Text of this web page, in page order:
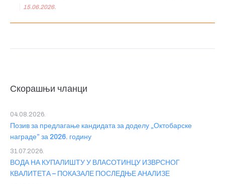
15.06.2026.
Скорашњи чланци
Позив за предлагање кандидата за доделу „Октобарске
награде” за 2026. годину
04.08.2026.
ВОДА НА КУПАЛИШТУ У ВЛАСОТИНЦУ ИЗВРСНОГ
КВАЛИТЕТА – ПОКАЗАЛЕ ПОСЛЕДЊЕ АНАЛИЗЕ
31.07.2026.